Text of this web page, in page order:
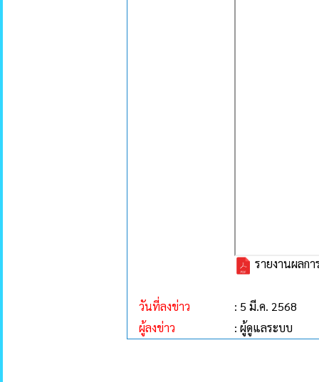
รายงานผลก
วันที่ลงข่าว
: 5 มี.ค. 2568
ผู้ลงข่าว
: ผู้ดูแลระบบ